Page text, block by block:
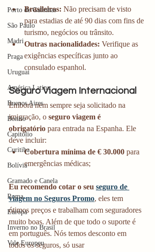
Porto de Galinhas
São Paulo
Madri
Praga
Uruguai
América Latina
Buenos Aires
Bonito
Capitólio
Curitiba
Bolívia
Gramado e Canela
Roma
Europa
Inverno no Brasil
Vale Europeu
Brasileiros: Não precisam de visto
para estadias de até 90 dias com fins de
turismo, negócios ou trânsito.
Outras nacionalidades: Verifique as
exigências específicas junto ao
consulado espanhol.
Seguro Viagem Internacional
Embora nem sempre seja solicitado na
imigração, o seguro viagem é
obrigatório para entrada na Espanha. Ele
deve incluir:
Cobertura mínima de € 30.000 para
emergências médicas;
Eu recomendo cotar o seu seguro de
viagem no Seguros Promo, eles tem
ótimos preços e trabalham com seguradores
muito boas. Além de que todo o suporte é
em português. Nós temos desconto em
todos os seguros, só usar